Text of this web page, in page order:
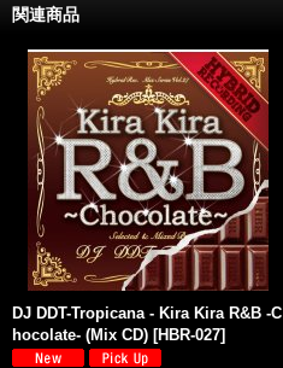
関連商品
DJ DDT-Tropicana - Kira Kira R&B -C
hocolate- (Mix CD) [HBR-027]